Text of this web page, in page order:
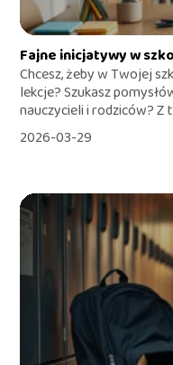
Fajne inicjatywy w
Chcesz, żeby w Twojej
lekcje? Szukasz
nauczycieli i rodziców? Z
2026-03-29